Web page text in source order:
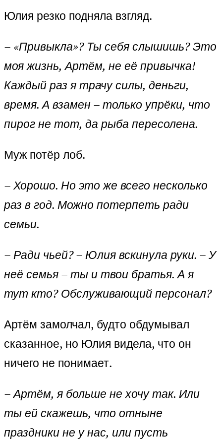
Юлия резко подняла взгляд.
– «Привыкла»? Ты себя слышишь? Это
моя жизнь, Артём, не её привычка!
Каждый раз я трачу силы, деньги,
время. А взамен – только упрёки, что
пирог не тот, да рыба пересолена.
Муж потёр лоб.
– Хорошо. Но это же всего несколько
раз в год. Можно потерпеть ради
семьи.
– Ради чьей? – Юлия вскинула руки. – У
неё семья – ты и твои братья. А я
тут кто? Обслуживающий персонал?
Артём замолчал, будто обдумывал
сказанное, но Юлия видела, что он
ничего не понимает.
– Артём, я больше не хочу так. Или
ты ей скажешь, что отныне
праздники не у нас, или пусть